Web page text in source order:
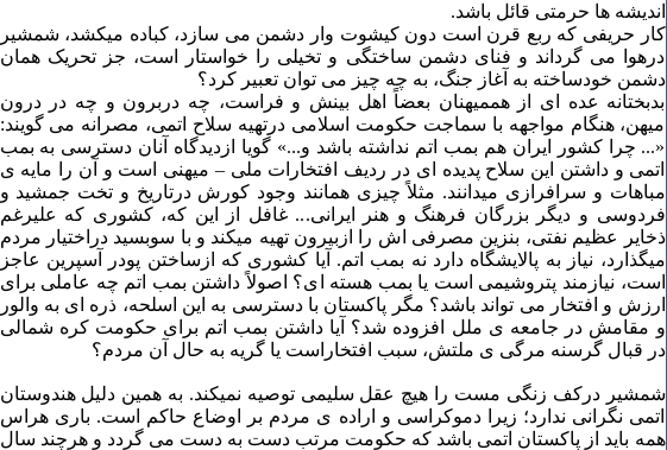
اندیشه ها حرمتی قائل باشد.
کار حریفی که ربع قرن است دون کیشوت وار دشمن می سازد، کباده میکشد، شمشیر
درهوا می گرداند و فنای دشمن ساختگی و تخیلی را خواستار است، جز تحریک همان
دشمن خودساخته به آغاز جنگ، به چه چیز می توان تعبیر کرد؟
بدبختانه عده ای از هممیهنان بعضاً اهل بینش و فراست، چه دربرون و چه در درون
میهن، هنگام مواجهه با سماجت حکومت اسلامی درتهیه سلاح اتمی، مصرانه می گویند:
«... چرا کشور ایران هم بمب اتم نداشته باشد و...» گویا ازدیدگاه آنان دسترسی به بمب
اتمی و داشتن این سلاح پدیده ای در ردیف افتخارات ملی – میهنی است و آن را مایه ی
مباهات و سرافرازی میدانند. مثلاً چیزی همانند وجود کورش درتاریخ و تخت جمشید و
فردوسی و دیگر بزرگان فرهنگ و هنر ایرانی... غافل از این که، کشوری که علیرغم
ذخایر عظیم نفتی، بنزین مصرفی اش را ازبیرون تهیه میکند و با سوبسید دراختیار مردم
میگذارد، نیاز به پالایشگاه دارد نه بمب اتم. آیا کشوری که ازساختن پودر آسپرین عاجز
است، نیازمند پتروشیمی است یا بمب هسته ای؟ اصولاً داشتن بمب اتم چه عاملی برای
ارزش و افتخار می تواند باشد؟ مگر پاکستان با دسترسی به این اسلحه، ذره ای به والور
و مقامش در جامعه ی ملل افزوده شد؟ آیا داشتن بمب اتم برای حکومت کره شمالی
در قبال گرسنه مرگی ی ملتش، سبب افتخاراست یا گریه به حال آن مردم؟
شمشیر درکف زنگی مست را هیچ عقل سلیمی توصیه نمیکند. به همین دلیل هندوستان
اتمی نگرانی ندارد؛ زیرا دموکراسی و اراده ی مردم بر اوضاع حاکم است. باری هراس
همه باید از پاکستان اتمی باشد که حکومت مرتب دست به دست می گردد و هرچند سال